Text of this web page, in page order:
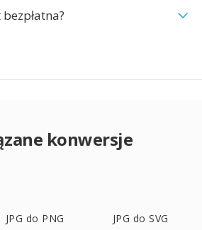
konwersje
JPG do PNG JPG do SVG